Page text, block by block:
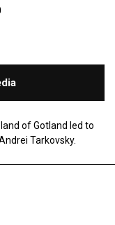
of Gotland led to
Tarkovsky.